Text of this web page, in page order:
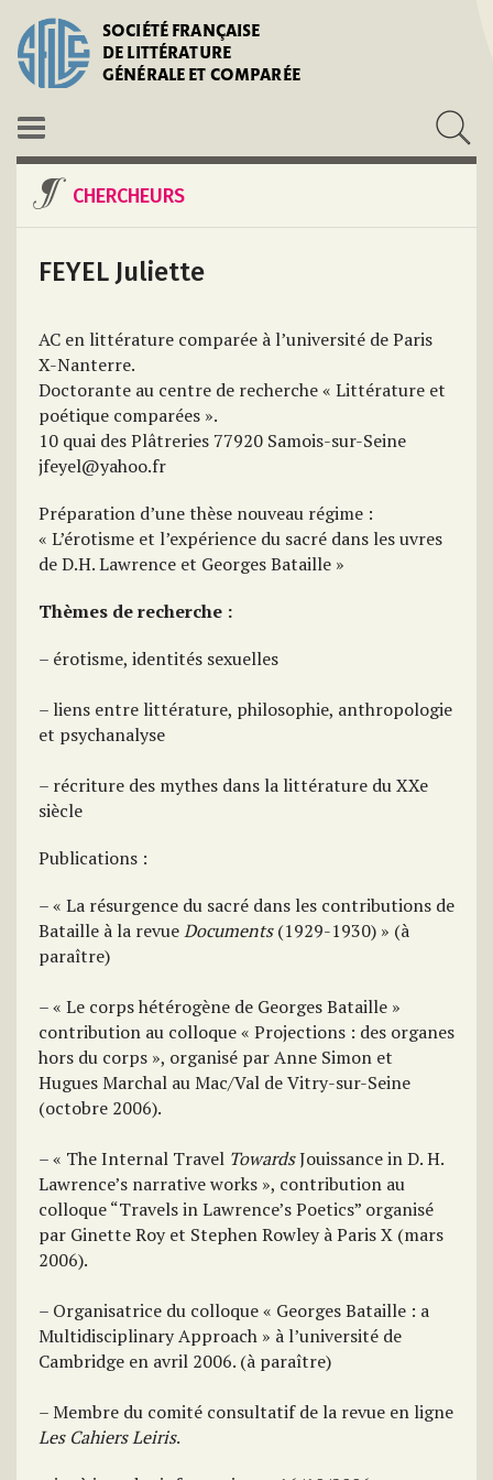
SOCIÉTÉ FRANÇAISE
DE LITTÉRATURE
GÉNÉRALE ET COMPARÉE
CHERCHEURS
FEYEL Juliette
AC en littérature comparée à l’université de Paris
X-Nanterre.
Doctorante au centre de recherche « Littérature et
poétique comparées ».
10 quai des Plâtreries 77920 Samois-sur-Seine
jfeyel@yahoo.fr
Préparation d’une thèse nouveau régime :
« L’érotisme et l’expérience du sacré dans les uvres
de D.H. Lawrence et Georges Bataille »
Thèmes de recherche :
– érotisme, identités sexuelles
– liens entre littérature, philosophie, anthropologie
et psychanalyse
– récriture des mythes dans la littérature du XXe
siècle
Publications :
– « La résurgence du sacré dans les contributions de
Bataille à la revueDocuments(1929-1930) » (à
paraître)
– « Le corps hétérogène de Georges Bataille »
contribution au colloque « Projections : des organes
hors du corps », organisé par Anne Simon et
Hugues Marchal au Mac/Val de Vitry-sur-Seine
(octobre 2006).
– « The Internal Travel TowardsJouissance in D. H.
Lawrence’s narrative works », contribution au
colloque “Travels in Lawrence’s Poetics” organisé
par Ginette Roy et Stephen Rowley à Paris X (mars
2006).
– Organisatrice du colloque « Georges Bataille : a
Multidisciplinary Approach » à l’université de
Cambridge en avril 2006. (à paraître)
– Membre du comité consultatif de la revue en ligne
Les Cahiers Leiris.